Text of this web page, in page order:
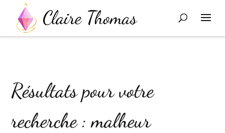
Résultats pour votre
recherche : malheur